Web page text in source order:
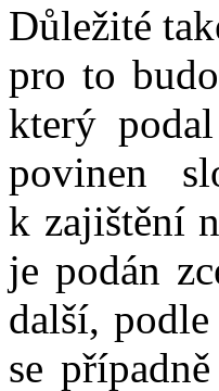
Důležité
pro to
který
povinen
k zajištění
je podán
další,
se